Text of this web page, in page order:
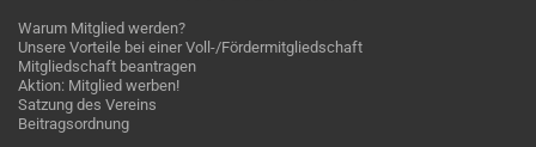
Warum Mitglied werden?
Unsere Vorteile bei einer Voll-/Fördermitgliedschaft
Mitgliedschaft beantragen
Aktion: Mitglied werben!
Satzung des Vereins
Beitragsordnung